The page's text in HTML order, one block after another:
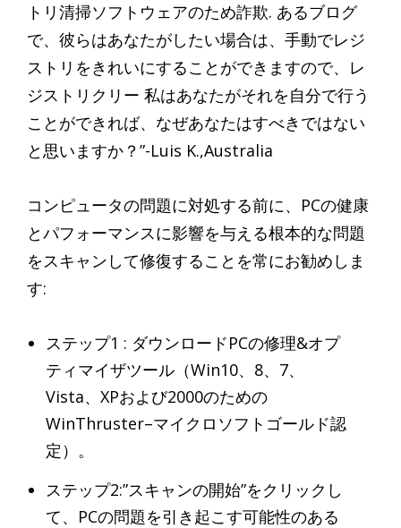
トリ清掃ソフトウェアのため詐欺. あるブログ
で、彼らはあなたがしたい場合は、手動でレジ
ストリをきれいにすることができますので、レ
ジストリクリー 私はあなたがそれを自分で行う
ことができれば、なぜあなたはすべきではない
と思いますか？”-Luis K.,Australia
コンピュータの問題に対処する前に、PCの健康
とパフォーマンスに影響を与える根本的な問題
をスキャンして修復することを常にお勧めしま
す:
ステップ1 : ダウンロードPCの修理&オプ
ティマイザツール（Win10、8、7、
Vista、XPおよび2000のための
WinThruster–マイクロソフトゴールド認
定）。
ステップ2:”スキャンの開始”をクリックし
て、PCの問題を引き起こす可能性のある